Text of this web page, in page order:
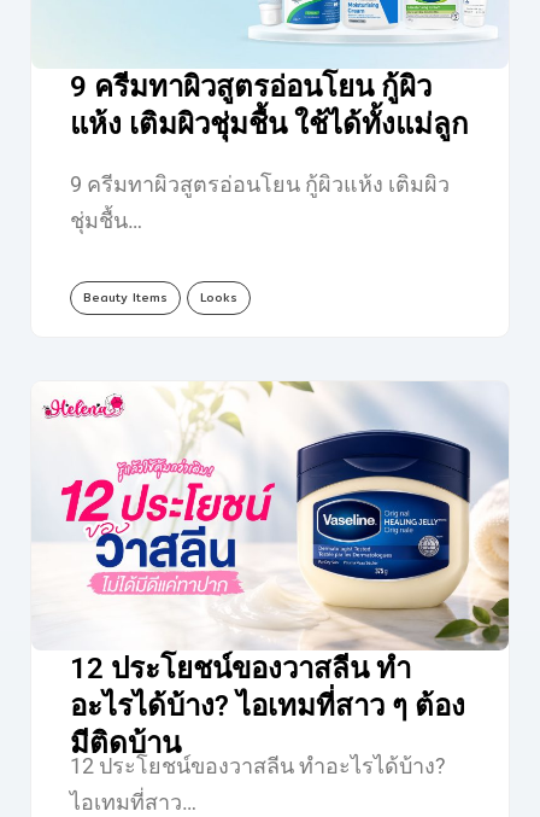
9 ครีมทาผิวสูตรอ่อนโยน กู้ผิว
แห้ง เติมผิวชุ่มชื้น ใช้ได้ทั้งแม่ลูก
9 ครีมทาผิวสูตรอ่อนโยน กู้ผิวแห้ง เติมผิว
ชุ่มชื้น…
Beauty Items Looks
12 ประโยชน์ของวาสลีน ทำ
อะไรได้บ้าง? ไอเทมที่สาว ๆ ต้อง
มีติดบ้าน
12 ประโยชน์ของวาสลีน ทำอะไรได้บ้าง?
ไอเทมที่สาว…